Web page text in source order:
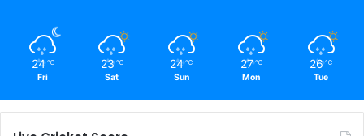
24 ℃
Fri
23 ℃
Sat
24 ℃
Sun
27 ℃
Mon
26 ℃
Tue